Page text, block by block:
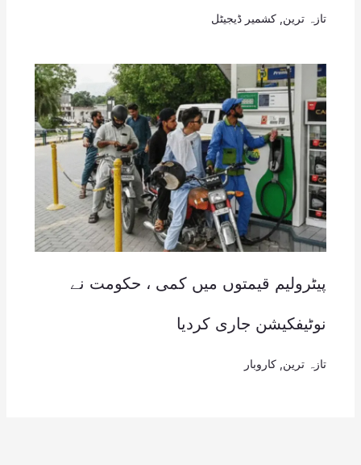
تازہ ترین کشمیر ڈیجیٹل
پیٹرولیم قیمتوں میں کمی ، حکومت نے
نوٹیفکیشن جاری کردیا
تازہ ترین کاروبار